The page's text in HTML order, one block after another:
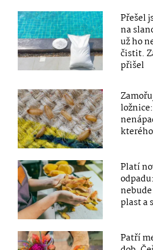
Přešel
na
už ho
čistit.
přišel
Platí
plast a
Patří